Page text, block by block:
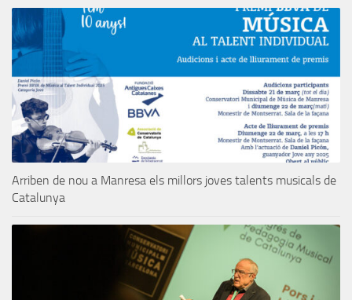
Arriben de nou a Manresa els millors joves talents musicals de
Catalunya